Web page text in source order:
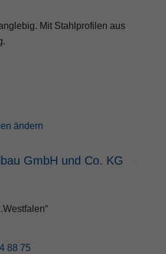
Mit Stahlprofilen aus
ändern
GmbH und Co. KG
88 75